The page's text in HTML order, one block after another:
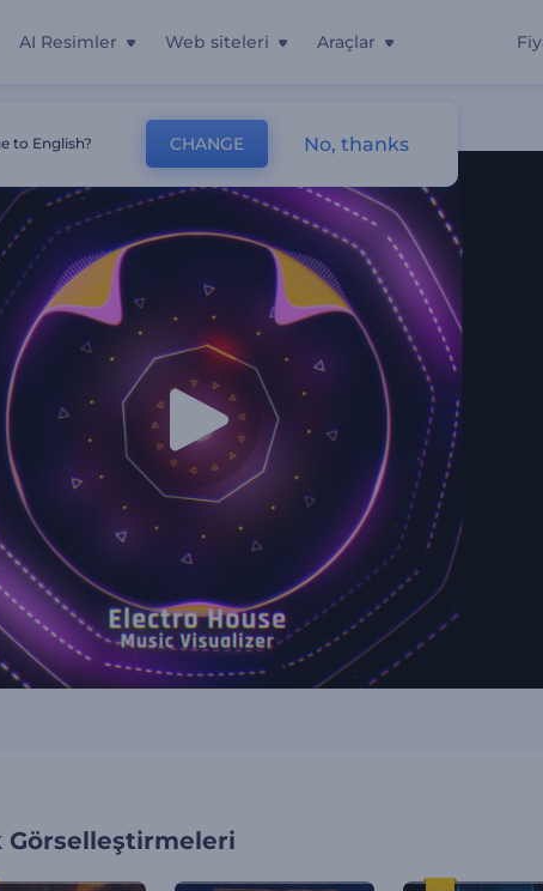
AI Resimler Web siteleri Araçlar
Görselleştirmeleri
to English? CHANGE No, thanks